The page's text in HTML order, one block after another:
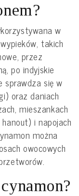
w
takich
przez
po indyjskie
sprawdza się w
oraz daniach
mieszankach
i napojach
można
owocowych